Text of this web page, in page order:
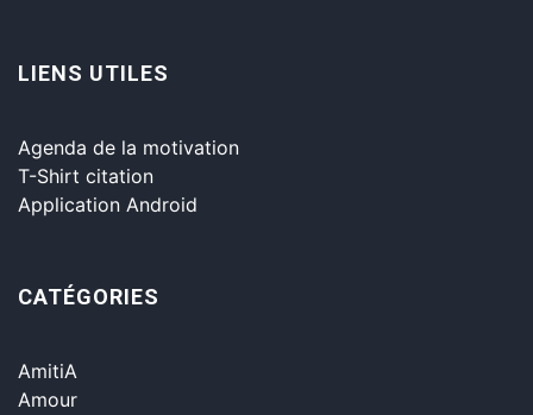
LIENS UTILES
Agenda de la motivation
T-Shirt citation
Application Android
CATÉGORIES
AmitiA
Amour